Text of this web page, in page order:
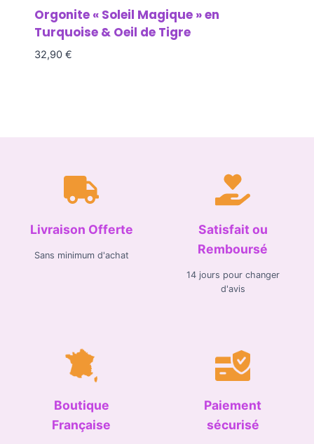
Orgonite « Soleil Magique » en
Turquoise & Oeil de Tigre
32,90 €
Livraison Offerte
Sans minimum d'achat
Satisfait ou
Remboursé
14 jours pour changer
d'avis
Boutique
Française
Paiement
sécurisé